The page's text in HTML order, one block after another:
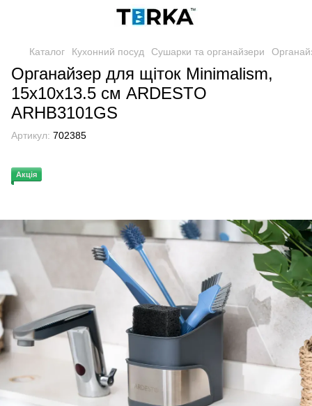
Каталог Кухонний посуд Сушарки та органайзери
Органайзер для щіток Minimalism,
15х10х13.5 см ARDESTO
ARHB3101GS
Артикул: 702385
Акція